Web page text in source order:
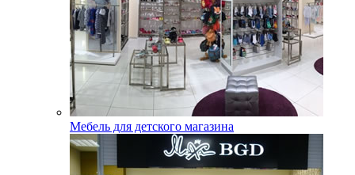
Мебель для детского магазина